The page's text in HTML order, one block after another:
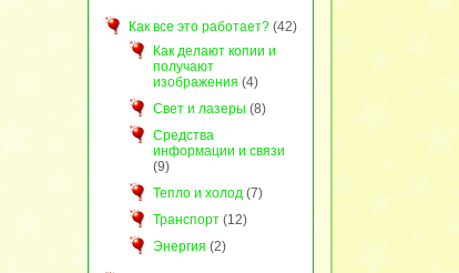
Как все это работает?(42)
Как делают копии и
получают
изображения (4)
Свет и лазеры (8)
Средства
информации и связи
(9)
Тепло и холод(7)
Транспорт(12)
Энергия (2)